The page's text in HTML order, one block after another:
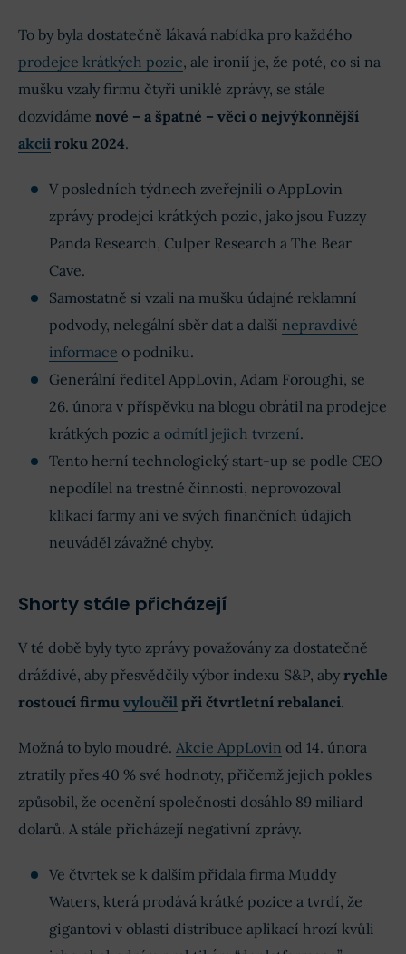
To by byla dostatečně lákavá nabídka pro každého
prodejce krátkých pozic, ale ironií je, že poté, co si na
mušku vzaly firmu čtyři uniklé zprávy, se stále
dozvídáme nové – a špatné – věci o nejvýkonnější
akcii roku 2024.
V posledních týdnech zveřejnili o AppLovin
zprávy prodejci krátkých pozic, jako jsou Fuzzy
Panda Research, Culper Research a The Bear
Cave.
Samostatně si vzali na mušku údajné reklamní
podvody, nelegální sběr dat a další nepravdivé
informace o podniku.
Generální ředitel AppLovin, Adam Foroughi, se
26. února v příspěvku na blogu obrátil na prodejce
krátkých pozic a odmítl jejich tvrzení.
Tento herní technologický start-up se podle CEO
nepodílel na trestné činnosti, neprovozoval
klikací farmy ani ve svých finančních údajích
neuváděl závažné chyby.
Shorty stále přicházejí
V té době byly tyto zprávy považovány za dostatečně
dráždivé, aby přesvědčily výbor indexu S&P, aby rychle
rostoucí firmu vyloučil při čtvrtletní rebalanci.
Možná to bylo moudré. Akcie AppLovin od 14. února
ztratily přes 40 % své hodnoty, přičemž jejich pokles
způsobil, že ocenění společnosti dosáhlo 89 miliard
dolarů. A stále přicházejí negativní zprávy.
Ve čtvrtek se k dalším přidala firma Muddy
Waters, která prodává krátké pozice a tvrdí, že
gigantovi v oblasti distribuce aplikací hrozí kvůli